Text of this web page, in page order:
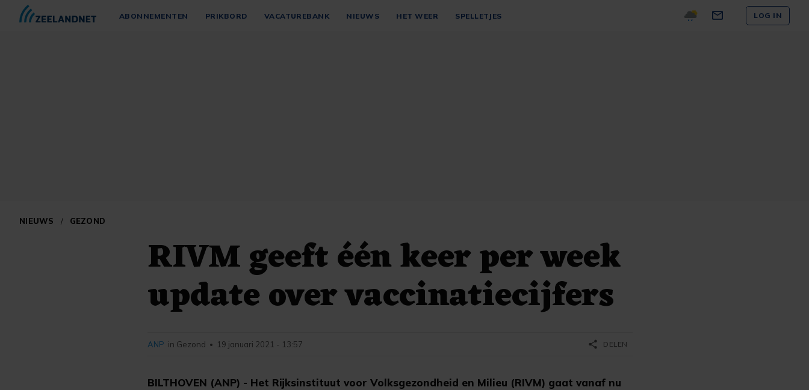
ABONNEMENTEN PRIKBORD VACATUREBANK NIEUWS HET WEER SPELLETJES LOG IN
NIEUWS / GEZOND
RIVM geeft één keer per week
update over vaccinatiecijfers
BILTHOVEN (ANP) - Het Rijksinstituut voor Volksgezondheid en Milieu (RIVM) gaat vanaf nu
ANP in Gezond • 19 januari 2021 - 13:57 share DELEN